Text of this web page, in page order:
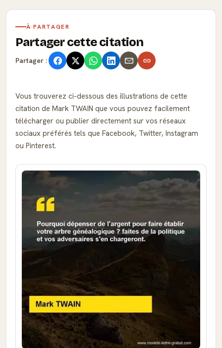
À PARTAGER
Partager cette citation
Partager :
Vous trouverez ci-dessous des illustrations de cette
citation de Mark TWAIN que vous pouvez facilement
télécharger ou publier directement sur vos réseaux
sociaux préférés tels que Facebook, Twitter, Instagram
ou Pinterest.